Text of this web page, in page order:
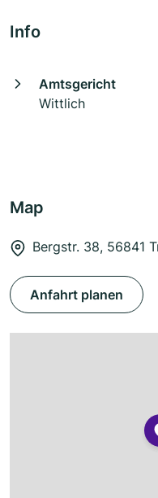
Info
Amtsgericht
Wittlich
Map
Bergstr. 38, 56841
Anfahrt planen